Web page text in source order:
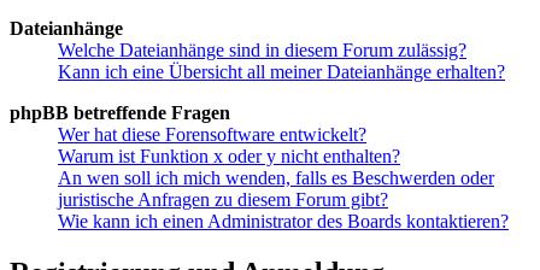
Dateianhänge
Welche Dateianhänge sind in diesem Forum zulässig?
Kann ich eine Übersicht all meiner Dateianhänge erhalten?
phpBB betreffende Fragen
Wer hat diese Forensoftware entwickelt?
Warum ist Funktion x oder y nicht enthalten?
An wen soll ich mich wenden, falls es Beschwerden oder
juristische Anfragen zu diesem Forum gibt?
Wie kann ich einen Administrator des Boards kontaktieren?